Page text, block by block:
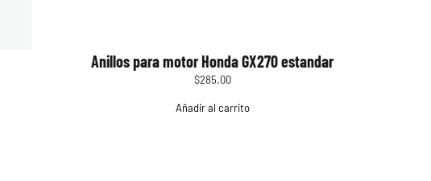
Anillos para motor Honda GX270 estandar
$285.00
Añadir al carrito